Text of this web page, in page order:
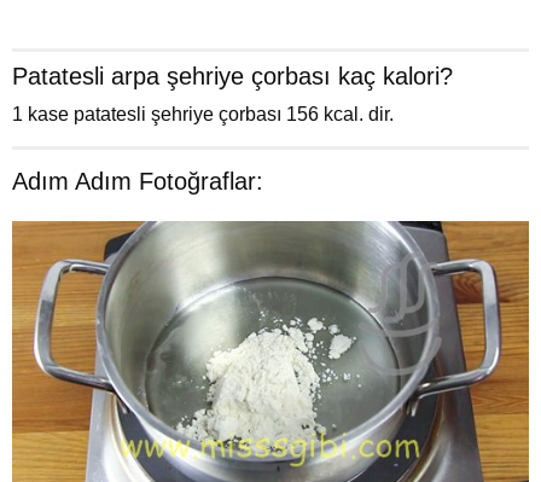
Patatesli arpa şehriye çorbası kaç kalori?
1 kase patatesli şehriye çorbası 156 kcal. dir.
Adım Adım Fotoğraflar: